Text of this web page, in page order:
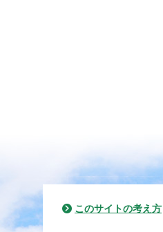
このサイトの考え方